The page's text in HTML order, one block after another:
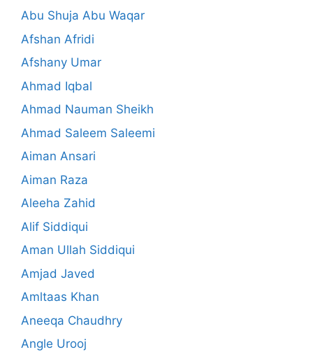
Abu Shuja Abu Waqar
Afshan Afridi
Afshany Umar
Ahmad Iqbal
Ahmad Nauman Sheikh
Ahmad Saleem Saleemi
Aiman Ansari
Aiman Raza
Aleeha Zahid
Alif Siddiqui
Aman Ullah Siddiqui
Amjad Javed
Amltaas Khan
Aneeqa Chaudhry
Angle Urooj